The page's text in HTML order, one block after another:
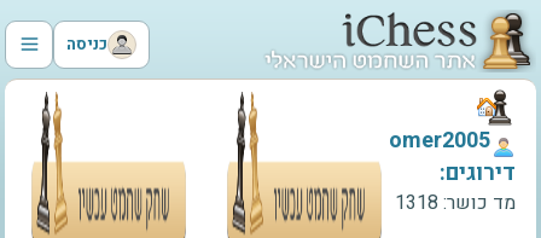
כניסה
‫omer2005‬
דירוגים:
מד כושר: 1318